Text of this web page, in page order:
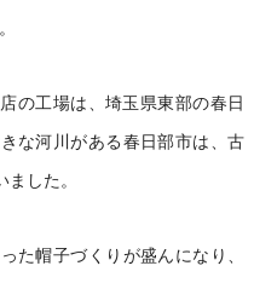
の工場は、埼玉県東部の春日
な河川がある春日部市は、古
した。
た帽子づくりが盛んになり、